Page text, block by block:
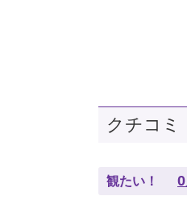
クチコミ
観たい！ 0